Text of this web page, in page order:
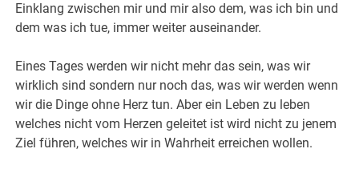
Einklang zwischen mir und mir also dem, was ich bin und
dem was ich tue, immer weiter auseinander.
Eines Tages werden wir nicht mehr das sein, was wir
wirklich sind sondern nur noch das, was wir werden wenn
wir die Dinge ohne Herz tun. Aber ein Leben zu leben
welches nicht vom Herzen geleitet ist wird nicht zu jenem
Ziel führen, welches wir in Wahrheit erreichen wollen.